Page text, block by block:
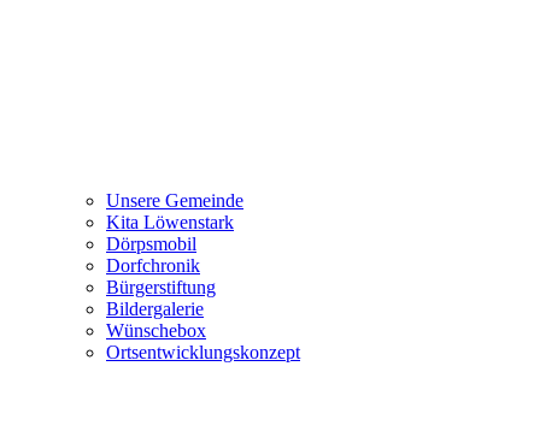
Unsere Gemeinde
Kita Löwenstark
Dörpsmobil
Dorfchronik
Bürgerstiftung
Bildergalerie
Wünschebox
Ortsentwicklungskonzept